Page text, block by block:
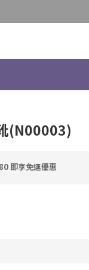
(N00003)
即享免運優惠